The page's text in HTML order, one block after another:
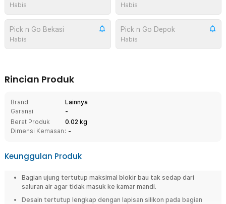
Habis Habis
Pick n Go Bekasi
Habis
Pick n Go Depok
Habis
Rincian Produk
Brand
Lainnya
Garansi
-
Berat Produk
0.02 kg
Dimensi Kemasan : -
Keunggulan Produk
Bagian ujung tertutup maksimal blokir bau tak sedap dari
saluran air agar tidak masuk ke kamar mandi.
Desain tertutup lengkap dengan lapisan silikon pada bagian